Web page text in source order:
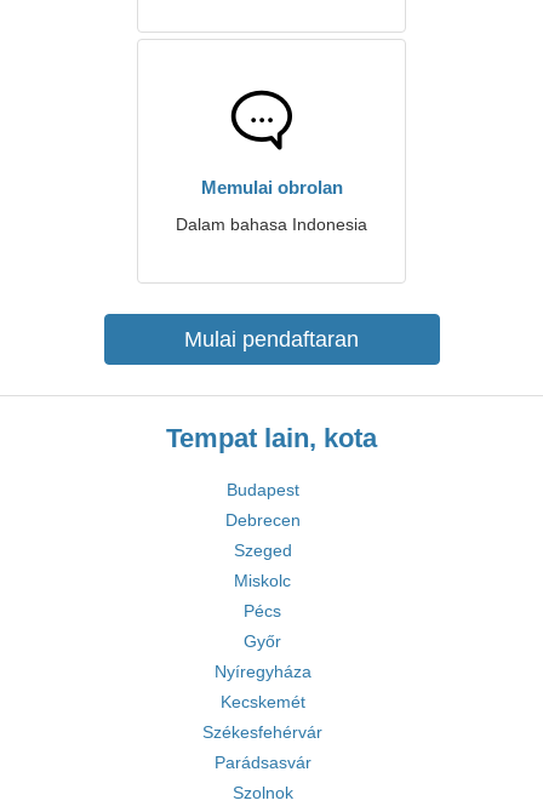
Memulai obrolan
Dalam bahasa Indonesia
Mulai pendaftaran
Tempat lain, kota
Budapest
Debrecen
Szeged
Miskolc
Pécs
Győr
Nyíregyháza
Kecskemét
Székesfehérvár
Parádsasvár
Szolnok